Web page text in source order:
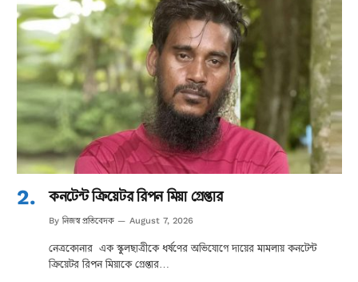
কনটেন্ট ক্রিয়েটর রিপন মিয়া গ্রেপ্তার
By নিজস্ব প্রতিবেদক August 7, 2026
নেত্রকোনার এক স্কুলছাত্রীকে ধর্ষণের অভিযোগে দায়ের মামলায় কনটেন্ট
ক্রিয়েটর রিপন মিয়াকে গ্রেপ্তার…